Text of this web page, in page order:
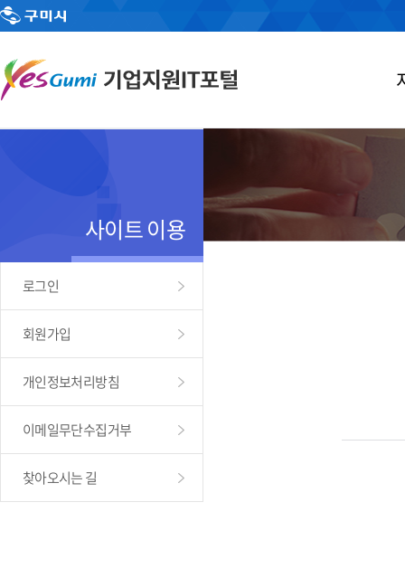
사이트 이용
로그인
회원가입
개인정보처리방침
이메일무단수집거부
찾아오시는 길